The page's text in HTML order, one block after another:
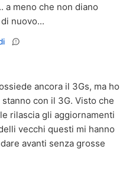
a meno che non diano
nuovo...
ancora il 3Gs, ma ho
con il 3G. Visto che
rilascia gli aggiornamenti
vecchi questi mi hanno
avanti senza grosse